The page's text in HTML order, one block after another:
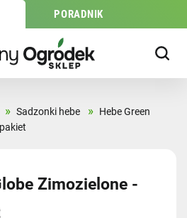
PORADNIK
» Sadzonki hebe » Hebe Green
Zimozielone -